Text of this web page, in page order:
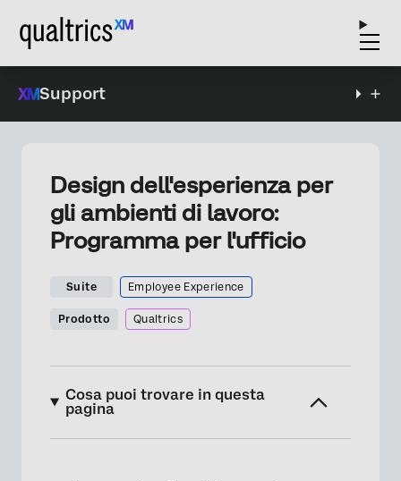
Support
Design dell'esperienza per
gli ambienti di lavoro:
Programma per l'ufficio
Suite Employee Experience
Prodotto Qualtrics
Cosa puoi trovare in questa
pagina